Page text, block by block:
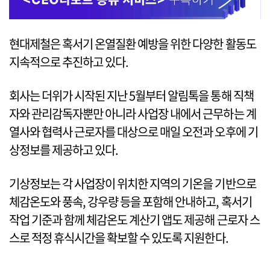
현대제철은 혹서기 온열질환 예방을 위한 다양한 활동도
지속적으로 추진하고 있다.
회사는 더위가 시작된 지난 5월부터 알림톡을 통해 직책
자와 관리감독자뿐만 아니라 사업장 내에서 근무하는 계
열사와 협력사 근로자를 대상으로 매일 오전과 오후에 기
상정보를 제공하고 있다.
기상정보는 각 사업장이 위치한 지역의 기온을 기반으로
체감온도와 풍속, 강우량 등을 포함해 안내하고, 혹서기
작업 기준과 함께 체감온도 계산기 앱도 제공해 근로자 스
스로 적정 휴식시간을 확보할 수 있도록 지원한다.